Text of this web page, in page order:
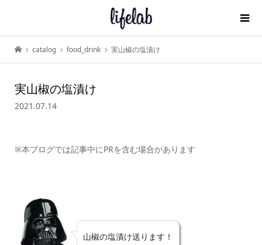
catalog food_drink 実山椒の塩漬け
実山椒の塩漬け
2021.07.14
※本ブログでは記事中にPRを含む場合があります
山椒の塩漬け送ります！